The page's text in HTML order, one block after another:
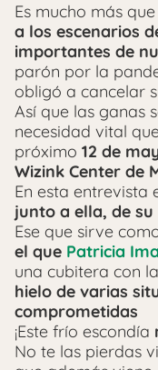
Es mucho más
a los escenarios
importantes de
parón por la
obligó a cancelar
Así que las ganas
necesidad vital
próximo 12 de
Wizink Center de
En esta entrevista
junto a ella, de
Ese que sirve
el que Patricia
una cubitera con
hielo de varias
comprometidas
¡Este frío escondía
No te las pierdas